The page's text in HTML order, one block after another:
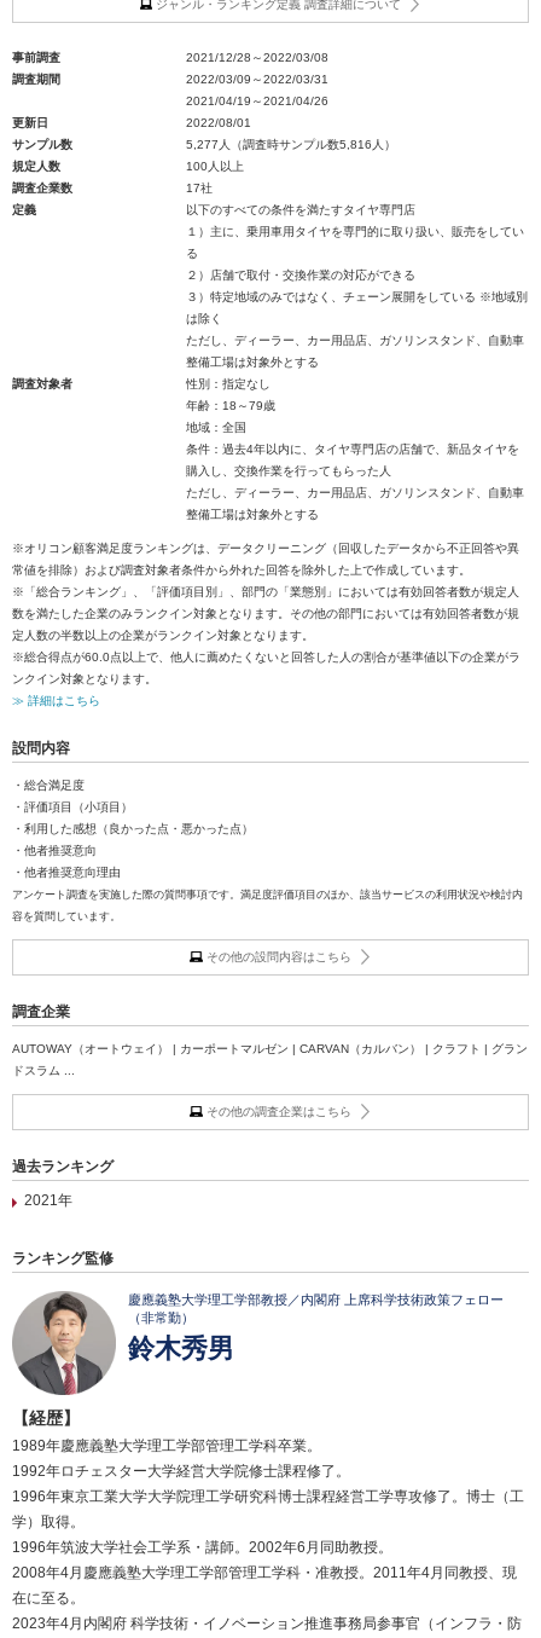
ジャンル・ランキング定義 調査詳細について
事前調査
2021/12/28～2022/03/08
調査期間
2022/03/09～2022/03/31
2021/04/19～2021/04/26
更新日
2022/08/01
サンプル数
5,277人（調査時サンプル数5,816人）
規定人数
100人以上
調査企業数
17社
定義
以下のすべての条件を満たすタイヤ専門店
１）主に、乗用車用タイヤを専門的に取り扱い、販売をしてい
る
２）店舗で取付・交換作業の対応ができる
３）特定地域のみではなく、チェーン展開をしている ※地域別
は除く
ただし、ディーラー、カー用品店、ガソリンスタンド、自動車
整備工場は対象外とする
調査対象者
性別：指定なし
年齢：18～79歳
地域：全国
条件：過去4年以内に、タイヤ専門店の店舗で、新品タイヤを
購入し、交換作業を行ってもらった人
ただし、ディーラー、カー用品店、ガソリンスタンド、自動車
整備工場は対象外とする
※オリコン顧客満足度ランキングは、データクリーニング（回収したデータから不正回答や異
常値を排除）および調査対象者条件から外れた回答を除外した上で作成しています。
※「総合ランキング」、「評価項目別」、部門の「業態別」においては有効回答者数が規定人
数を満たした企業のみランクイン対象となります。その他の部門においては有効回答者数が規
定人数の半数以上の企業がランクイン対象となります。
※総合得点が60.0点以上で、他人に薦めたくないと回答した人の割合が基準値以下の企業がラ
ンクイン対象となります。
≫ 詳細はこちら
設問内容
・総合満足度
・評価項目（小項目）
・利用した感想（良かった点・悪かった点）
・他者推奨意向
・他者推奨意向理由
アンケート調査を実施した際の質問事項です。満足度評価項目のほか、該当サービスの利用状況や検討内
容を質問しています。
その他の設問内容はこちら
調査企業
AUTOWAY（オートウェイ） | カーポートマルゼン | CARVAN（カルバン） | クラフト | グラン
ドスラム ...
その他の調査企業はこちら
過去ランキング
2021年
ランキング監修
慶應義塾大学理工学部教授／内閣府 上席科学技術政策フェロー
（非常勤）
鈴木秀男
【経歴】
1989年慶應義塾大学理工学部管理工学科卒業。
1992年ロチェスター大学経営大学院修士課程修了。
1996年東京工業大学大学院理工学研究科博士課程経営工学専攻修了。博士（工
学）取得。
1996年筑波大学社会工学系・講師。2002年6月同助教授。
2008年4月慶應義塾大学理工学部管理工学科・准教授。2011年4月同教授、現
在に至る。
2023年4月内閣府 科学技術・イノベーション推進事務局参事官（インフラ・防